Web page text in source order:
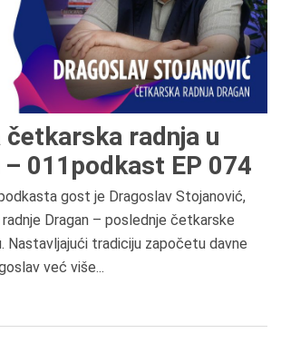
četkarska radnja u
011podkast EP 074
gost je Dragoslav Stojanović,
Dragan – poslednje četkarske
Nastavljajući tradiciju započetu davne
već više...